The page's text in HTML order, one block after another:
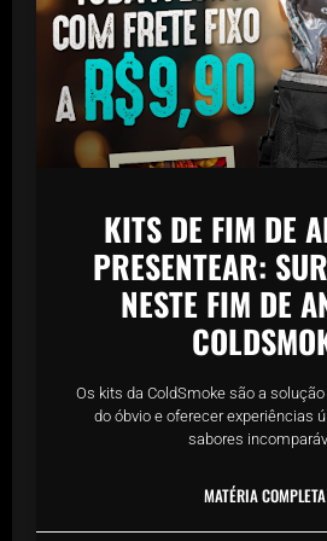
KITS DE FIM DE
PRESENTEAR:
NESTE FIM DE
Os kits da ColdSmoke são a
do óbvio e oferecer experiências
sabores
MATÉRIA